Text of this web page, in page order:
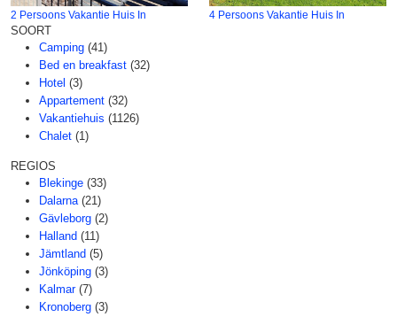
2 Persoons Vakantie Huis In 4 Persoons Vakantie Huis In
SOORT
Camping (41)
Bed en breakfast (32)
Hotel (3)
Appartement (32)
Vakantiehuis (1126)
Chalet (1)
REGIOS
Blekinge (33)
Dalarna (21)
Gävleborg (2)
Halland (11)
Jämtland (5)
Jönköping (3)
Kalmar (7)
Kronoberg (3)